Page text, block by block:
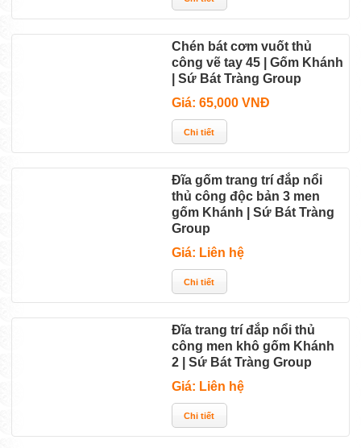
Chén bát cơm vuốt thủ
công vẽ tay 45 | Gốm Khánh
| Sứ Bát Tràng Group
Giá: 65,000 VNĐ
Đĩa gốm trang trí đắp nổi
thủ công độc bản 3 men
gốm Khánh | Sứ Bát Tràng
Group
Giá: Liên hệ
Đĩa trang trí đắp nổi thủ
công men khô gốm Khánh
2 | Sứ Bát Tràng Group
Giá: Liên hệ